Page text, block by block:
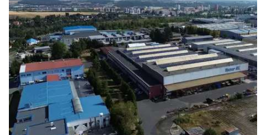
Komerční Ostatní Developerské
projekty
Zlevněné
Prodej Pronájem Vše